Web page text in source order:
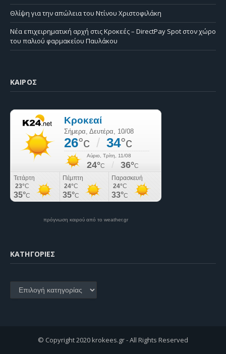
Θλίψη για την απώλεια του Ντίνου Χριστοφιλάκη
Νέα επιχειρηματική αρχή στις Κροκεές – DirectPay Spot στον χώρο
του παλιού φαρμακείου Παυλάκου
ΚΑΙΡΌΣ
πρόγνωση καιρού από το weather.gr
KΑΤΗΓΟΡΊΕΣ
Kατηγορίες
© Copyright 2020 krokees.gr - All Rights Reserved